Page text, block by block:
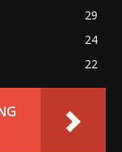
29
24
22